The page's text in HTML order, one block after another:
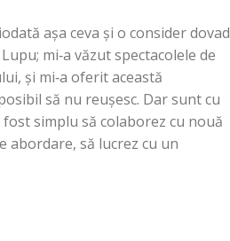
aşa ceva şi o consider
mi‑a văzut spectacolele de
şi mi‑a oferit această
să nu reuşesc. Dar sunt cu
simplu să colaborez cu nouă
abordare, să lucrez cu un